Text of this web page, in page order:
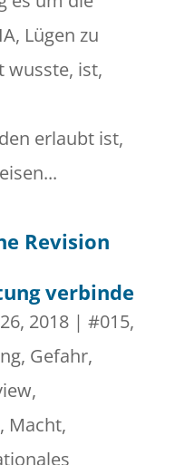
Lügen zu
wusste, ist,
erlaubt ist,
Revision
verbinde
2018| #015,
, Gefahr,
,
, Macht,